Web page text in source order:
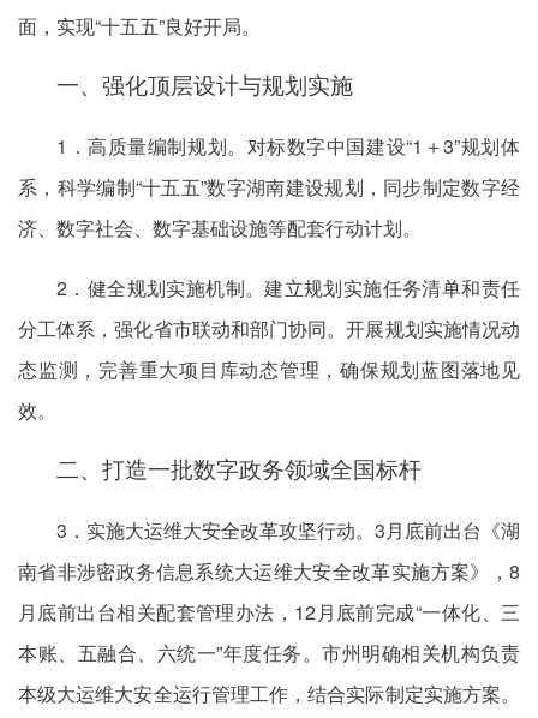
面，实现“十五五”良好开局。
一、强化顶层设计与规划实施
1．高质量编制规划。对标数字中国建设“1＋3”规划体
系，科学编制“十五五”数字湖南建设规划，同步制定数字经
济、数字社会、数字基础设施等配套行动计划。
2．健全规划实施机制。建立规划实施任务清单和责任
分工体系，强化省市联动和部门协同。开展规划实施情况动
态监测，完善重大项目库动态管理，确保规划蓝图落地见
效。
二、打造一批数字政务领域全国标杆
3．实施大运维大安全改革攻坚行动。3月底前出台《湖
南省非涉密政务信息系统大运维大安全改革实施方案》，8
月底前出台相关配套管理办法，12月底前完成“一体化、三
本账、五融合、六统一”年度任务。市州明确相关机构负责
本级大运维大安全运行管理工作，结合实际制定实施方案。